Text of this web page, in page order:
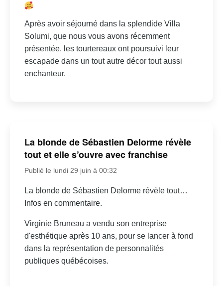
Après avoir séjourné dans la splendide Villa
Solumi, que nous vous avons récemment
présentée, les tourtereaux ont poursuivi leur
escapade dans un tout autre décor tout aussi
enchanteur.
La blonde de Sébastien Delorme révèle
tout et elle s’ouvre avec franchise
Publié le lundi 29 juin à 00:32
La blonde de Sébastien Delorme révèle tout…
Infos en commentaire.
Virginie Bruneau a vendu son entreprise
d'esthétique après 10 ans, pour se lancer à fond
dans la représentation de personnalités
publiques québécoises.